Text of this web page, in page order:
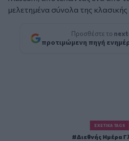
μελετημένα σύνολα της κλασικής
Προσθέστε το
προτιμώμενη πηγή
ΣΧΕΤΙΚΆ TAGS
Διεθνής Ημέρα